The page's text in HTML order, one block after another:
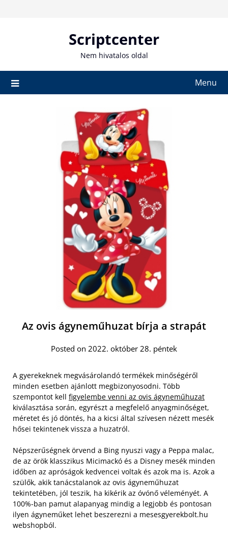
Scriptcenter
Nem hivatalos oldal
Menu
Az ovis ágyneműhuzat bírja a strapát
Posted on 2022. október 28. péntek
A gyerekeknek megvásárolandó termékek minőségéről
minden esetben ajánlott megbizonyosodni. Több
szempontot kell figyelembe venni az ovis ágyneműhuzat
kiválasztása során, egyrészt a megfelelő anyagminőséget,
méretet és jó döntés, ha a kicsi által szívesen nézett mesék
hősei tekintenek vissza a huzatról.
Népszerűségnek örvend a Bing nyuszi vagy a Peppa malac,
de az örök klasszikus Micimackó és a Disney mesék minden
időben az apróságok kedvencei voltak és azok ma is. Azok a
szülők, akik tanácstalanok az ovis ágyneműhuzat
tekintetében, jól teszik, ha kikérik az óvónő véleményét. A
100%-ban pamut alapanyag mindig a legjobb és pontosan
ilyen ágyneműket lehet beszerezni a mesesgyerekbolt.hu
webshopból.